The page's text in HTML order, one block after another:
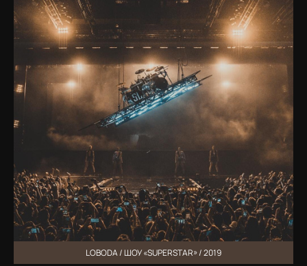
LOBODA / ШОУ «SUPERSTAR» / 2019